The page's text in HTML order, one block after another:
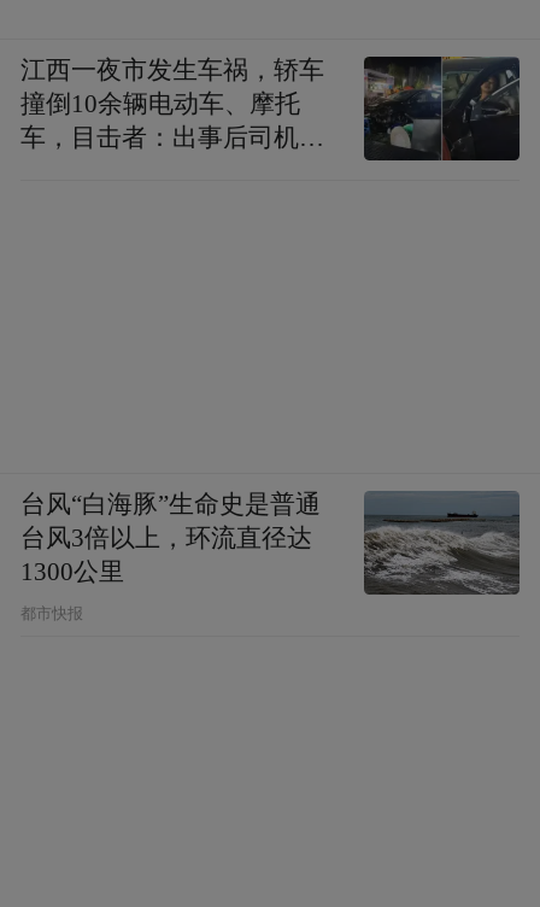
江西一夜市发生车祸，轿车
撞倒10余辆电动车、摩托
车，目击者：出事后司机一
台风“白海豚”生命史是普通
台风3倍以上，环流直径达
1300公里
都市快报